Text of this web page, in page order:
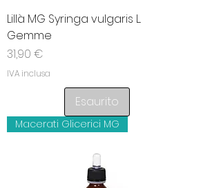
Lillà MG Syringa vulgaris L.
Gemme
Prezzo
31,90 €
IVA inclusa
Esaurito
Macerati Glicerici MG